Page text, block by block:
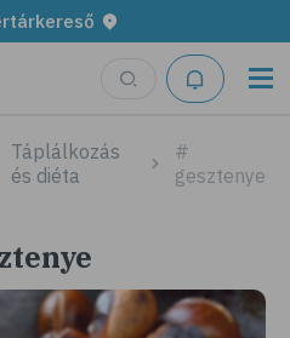
Táplálkozás
és diéta
#
gesztenye